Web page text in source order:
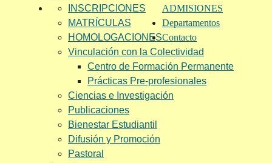
ADMISIONES
INSCRIPCIONES
MATRÍCULAS
HOMOLOGACIONES
Departamentos
Vinculación con la Colectividad
Centro de Formación Permanente
Prácticas Pre-profesionales
Ciencias e Investigación
Publicaciones
Bienestar Estudiantil
Difusión y Promoción
Pastoral
Contacto